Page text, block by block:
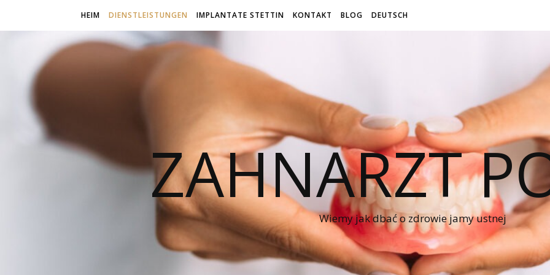
HEIM DIENSTLEISTUNGEN IMPLANTATE STETTIN KONTAKT BLOG DEUTSCH
ZAHNARZT
Wiemy jak dbać o zdrowie jamy ustnej